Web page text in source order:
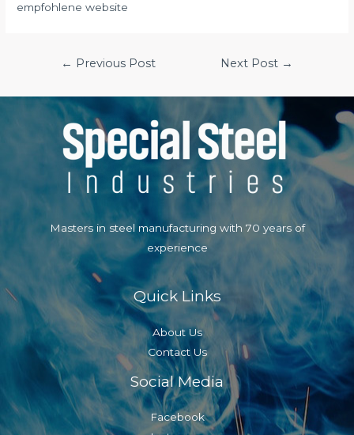
empfohlene website
← Previous Post Next Post →
Masters in steel manufacturing with 70 years of
experience
Quick Links
About Us
Contact Us
Social Media
Facebook